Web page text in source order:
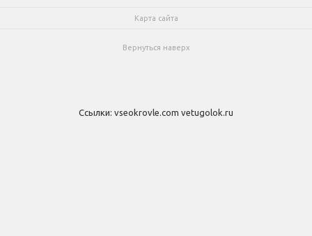
Карта сайта
Вернуться наверх
Ссылки: vseokrovle.com vetugolok.ru